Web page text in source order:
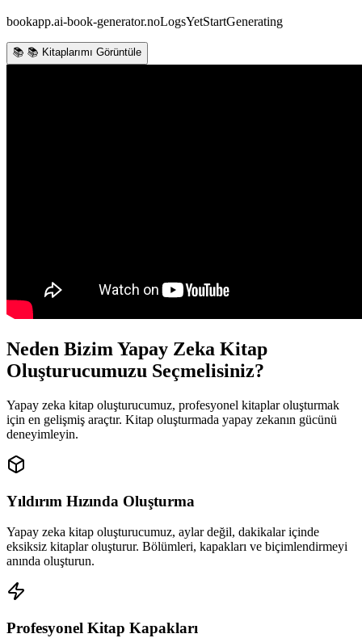
bookapp.ai-book-generator.noLogsYetStartGenerating
📚 📚 Kitaplarımı Görüntüle
Neden Bizim Yapay Zeka Kitap
Oluşturucumuzu Seçmelisiniz?
Yapay zeka kitap oluşturucumuz, profesyonel kitaplar oluşturmak
için en gelişmiş araçtır. Kitap oluşturmada yapay zekanın gücünü
deneyimleyin.
Yıldırım Hızında Oluşturma
Yapay zeka kitap oluşturucumuz, aylar değil, dakikalar içinde
eksiksiz kitaplar oluşturur. Bölümleri, kapakları ve biçimlendirmeyi
anında oluşturun.
Profesyonel Kitap Kapakları